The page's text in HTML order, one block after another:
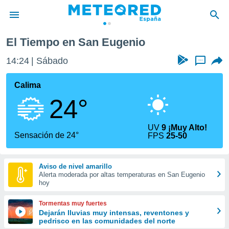
de
por
que se
calidad.
a este
las
y
forma
digital
basada
El Tiempo en San Eugenio
14:24 Sábado ...
Calima
24°
Sensación de 24°
UV9 ¡Muy Alto!
FPS25-50
Aviso de nivel amarillo
Alerta moderada por altas temperaturas en San Eugenio
hoy
Tormentas muy fuertes
Dejarán lluvias muy intensas, reventones y
pedrisco en las comunidades del norte